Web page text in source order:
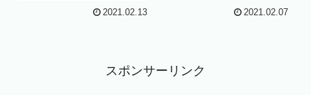
2021.02.13 2021.02.07
スポンサーリンク